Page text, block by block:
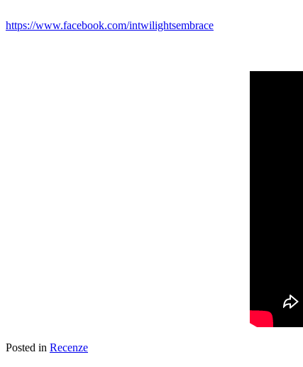
https://www.facebook.com/intwilightsembrace
Posted in Recenze